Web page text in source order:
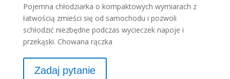
Pojemna chłodziarka o kompaktowych wymiarach z
łatwością zmieści się od samochodu i pozwoli
schłodzić niezbędne podczas wycieczek napoje i
przekąski. Chowana rączka